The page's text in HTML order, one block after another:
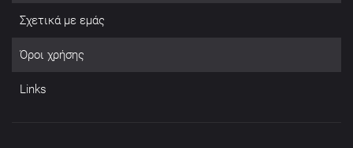
Σχετικά με εμάς
Όροι χρήσης
Links